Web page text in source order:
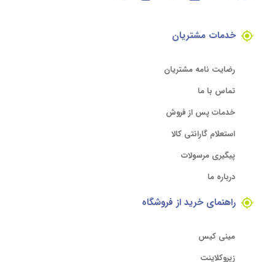
خدمات مشتریان
رضایت نامه مشتریان
تماس با ما
خدمات پس از فروش
استعلام گارانتی کالا
پیگیری مرسولات
درباره ما
راهنمای خرید از فروشگاه
مینی کیس
زیروکلاینت